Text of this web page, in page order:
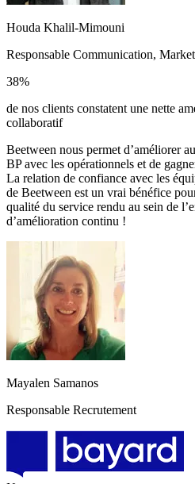
Houda Khalil-Mimouni
Responsable Communication,
38%
de nos clients constatent une nette
collaboratif
Beetween nous permet d’améliorer
BP avec les opérationnels et de
La relation de confiance avec les
de Beetween est un vrai bénéfice
qualité du service rendu au sein de
d’amélioration continu !
Mayalen Samanos
Responsable Recrutement